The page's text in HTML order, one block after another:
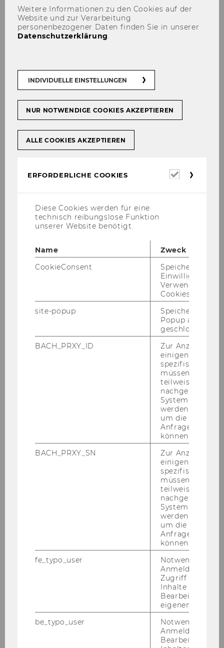
Residence“
Wissenschafter*innen mit 3,2 Mio
WU Events
Weitere Informationen zu den Cookies auf der
Website und zur Verarbeitung
personenbezogener Daten finden Sie in unserer
Datenschutzerklärung.
INDIVIDUELLE EINSTELLUNGEN
NUR NOTWENDIGE COOKIES AKZEPTIEREN
ALLE COOKIES AKZEPTIEREN
ERFORDERLICHE COOKIES
Diese Cookies werden für eine
technisch reibungslose Funktion
unserer Website benötigt.
Name
Zweck
CookieConsent
Speichert Ihre
Einwilligung zur
Verwendung von
Cookies.
site-popup
Speichert ob ein
Popup
geschlossen
BACH_PRXY_ID
Zur Anzeige von
einigen WU-
spezifischen
müssen
teilweise von
nachgelagerten
System
werden.
um die Antwort
Anfrage
können.
BACH_PRXY_SN
Zur Anzeige von
einigen WU-
spezifischen
müssen
teilweise von
nachgelagerten
System
werden.
um die Antwort
Anfrage
können.
fe_typo_user
Notwendig für
Anmeldung und
Zugriff auf
Inhalte oder zur
Bearbeitung des
eigenen Profils.
be_typo_user
Notwendig für
Anmeldung und
Bearbeitung von